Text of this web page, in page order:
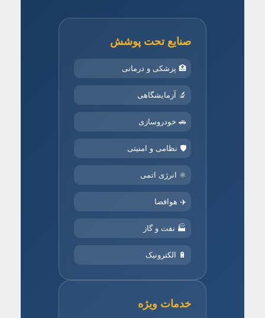
صنایع تحت پوشش
🏥 پزشکی و درمانی
🔬 آزمایشگاهی
🚗 خودروسازی
🛡️ نظامی و امنیتی
⚛️ انرژی اتمی
✈️ هوافضا
🏭 نفت و گاز
🔋 الکترونیک
خدمات ویژه